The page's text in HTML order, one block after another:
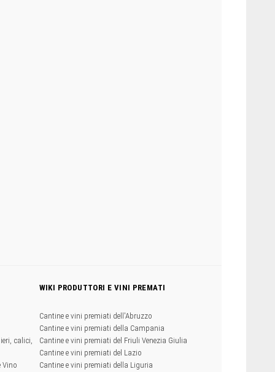
calici,
Vino
WIKI PRODUTTORI E VINI PREMATI
Cantine e vini premiati dell'Abruzzo
Cantine e vini premiati della Campania
Cantine e vini premiati del Friuli Venezia Giulia
Cantine e vini premiati del Lazio
Cantine e vini premiati della Liguria